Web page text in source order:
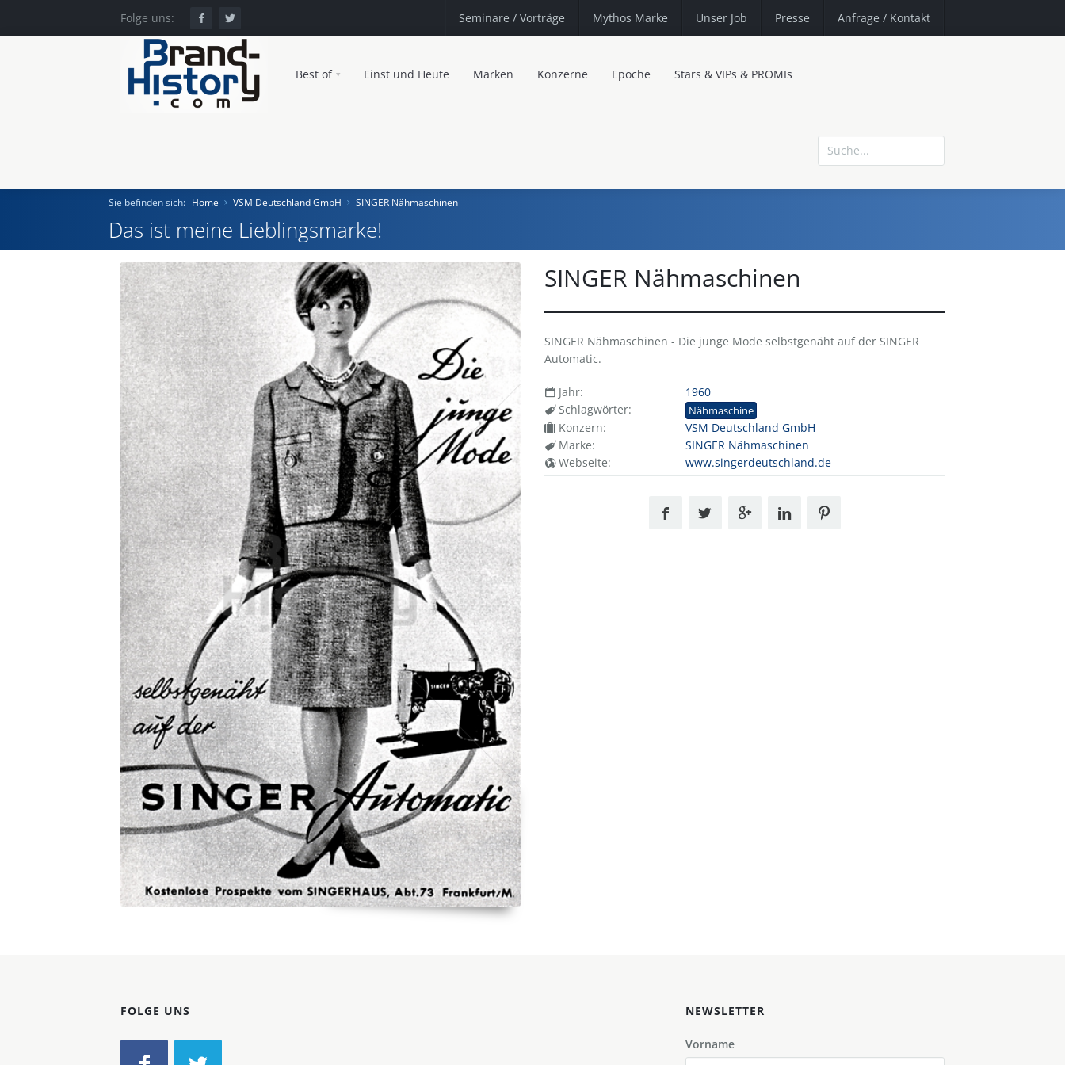
Folge uns: Seminare / Vorträge Mythos Marke Unser Job Presse Anfrage / Kontakt
Best of Einst und Heute Marken Konzerne Epoche Stars & VIPs & PROMIs
Home
Einst und Heute
Marken
Konzerne
Epoche
Sie befinden sich: Home VSM Deutschland GmbH SINGER Nähmaschinen
Das ist meine Lieblingsmarke!
SINGER Nähmaschinen
SINGER Nähmaschinen - Die junge Mode selbstgenäht auf der SINGER
Automatic.
Jahr:
1960
Schlagwörter:
Nähmaschine
Konzern:
VSM Deutschland GmbH
Marke:
SINGER Nähmaschinen
Webseite:
www.singerdeutschland.de
FOLGE UNS NEWSLETTER
Vorname